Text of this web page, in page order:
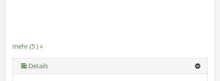
mehr (5 ) »
mehr (5 ) »
Details